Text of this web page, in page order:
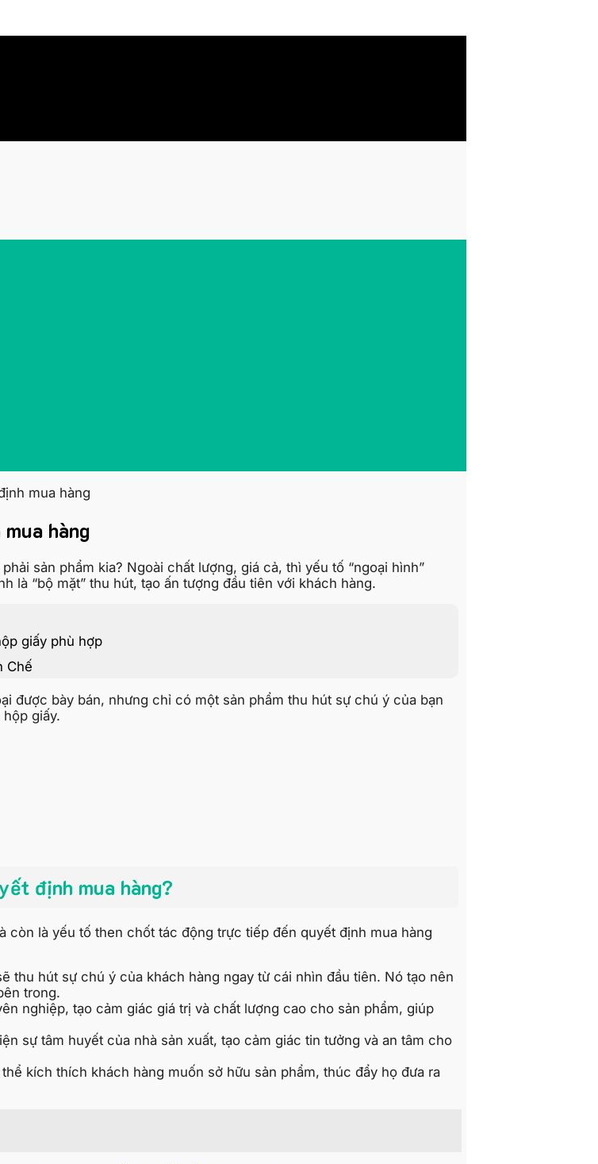
mua hàng
hàng
sản phẩm kia? Ngoài chất lượng, giá cả, thì yếu tố “ngoại hình”
là “bộ mặt” thu hút, tạo ấn tượng đầu tiên với khách hàng.
giấy phù hợp
Chế
được bày bán, nhưng chỉ có một sản phẩm thu hút sự chú ý của bạn
giấy.
định mua hàng?
còn là yếu tố then chốt tác động trực tiếp đến quyết định mua hàng
thu hút sự chú ý của khách hàng ngay từ cái nhìn đầu tiên. Nó tạo nên
trong.
nghiệp, tạo cảm giác giá trị và chất lượng cao cho sản phẩm, giúp
sự tâm huyết của nhà sản xuất, tạo cảm giác tin tưởng và an tâm cho
kích thích khách hàng muốn sở hữu sản phẩm, thúc đẩy họ đưa ra